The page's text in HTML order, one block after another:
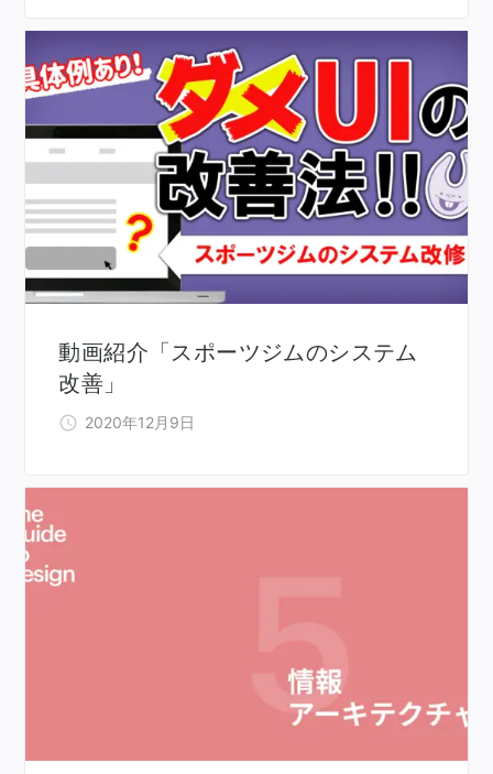
動画紹介「スポーツジムのシステム
改善」
2020年12月9日